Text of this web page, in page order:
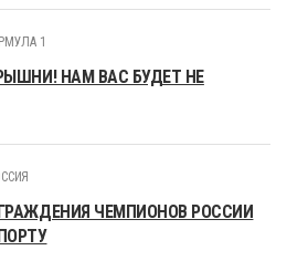
1
НАМ ВАС БУДЕТ НЕ
ЧЕМПИОНОВ РОССИИ